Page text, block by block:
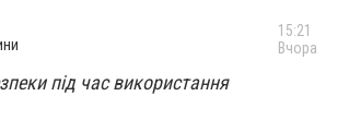
під час використання
15:21
Вчора